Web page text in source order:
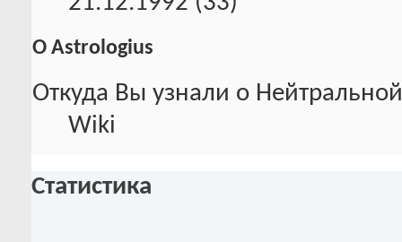
О Astrologius
Откуда Вы узнали о
Wiki
Статистика